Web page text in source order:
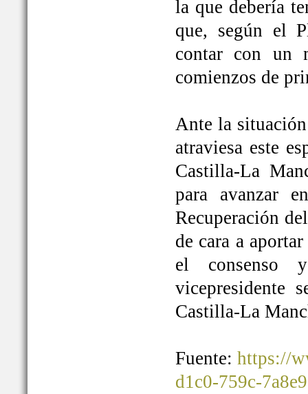
la que debería
que, según el
contar con un
comienzos de
Ante la
atraviesa este
Castilla-La
para avanzar
Recuperación
de cara a
el consenso
vicepresidente
Castilla-La
Fuente: https://
d1c0-759c-